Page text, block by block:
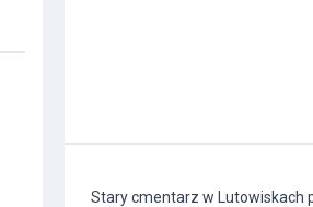
Stary cmentarz w Lutowiskach